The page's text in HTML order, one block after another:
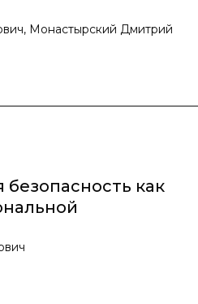
Монастырский Дмитрий
как